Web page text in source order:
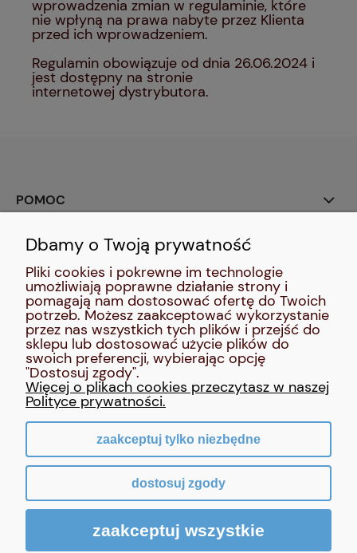
wprowadzenia zmian w regulaminie, które
nie wpłyną na prawa nabyte przez Klienta
przed ich wprowadzeniem.
Regulamin obowiązuje od dnia 26.06.2024 i
jest dostępny na stronie
internetowej dystrybutora.
POMOC
SOCIAL MEDIA:
MOJE KONTO
INFORMACJE
O NAS
pokaż pełną wersję strony
Sklep internetowy Shoper Premium
Dbamy o Twoją prywatność
Pliki cookies i pokrewne im technologie
umożliwiają poprawne działanie strony i
pomagają nam dostosować ofertę do Twoich
potrzeb. Możesz zaakceptować wykorzystanie
przez nas wszystkich tych plików i przejść do
sklepu lub dostosować użycie plików do
swoich preferencji, wybierając opcję
"Dostosuj zgody".
Więcej o plikach cookies przeczytasz w naszej
Polityce prywatności.
zaakceptuj tylko niezbędne
dostosuj zgody
zaakceptuj wszystkie